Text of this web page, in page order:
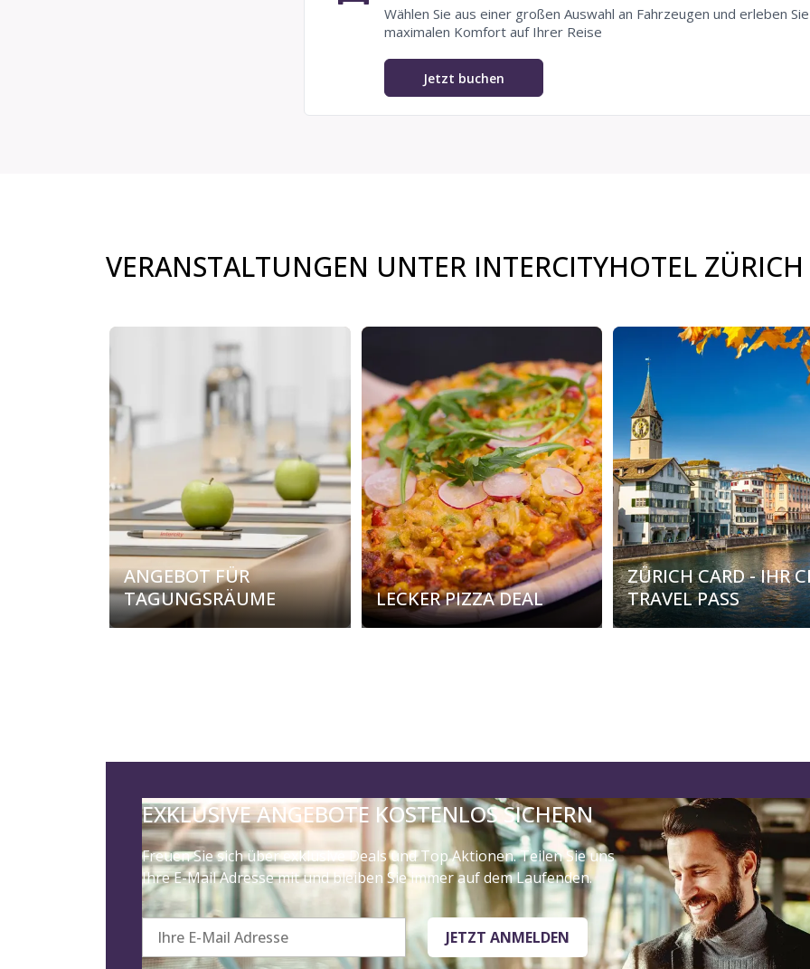
Wählen Sie aus einer großen Auswahl an Fahrzeugen und erleben Sie
maximalen Komfort auf Ihrer Reise
Jetzt buchen
VERANSTALTUNGEN UNTER INTERCITYHOTEL
carousel.aria_current_slide
ANGEBOT FÜR
TAGUNGSRÄUME
LECKER PIZZA DEAL
ZÜRICH CARD - IHR
TRAVEL PASS
EXKLUSIVE ANGEBOTE KOSTENLOS SICHERN
Freuen Sie sich über exklusive Deals und Top Aktionen. Teilen Sie uns
Ihre E-Mail Adresse mit und bleiben Sie immer auf dem Laufenden.
Ihre E-Mail Adresse JETZT ANMELDEN